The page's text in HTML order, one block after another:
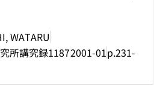
WATARU
所講究録11872001-01p.231-